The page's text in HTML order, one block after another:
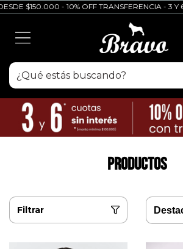
- 10% OFF TRANSFERENCIA - 3 Y 6*
PRODUCTOS
Filtrar